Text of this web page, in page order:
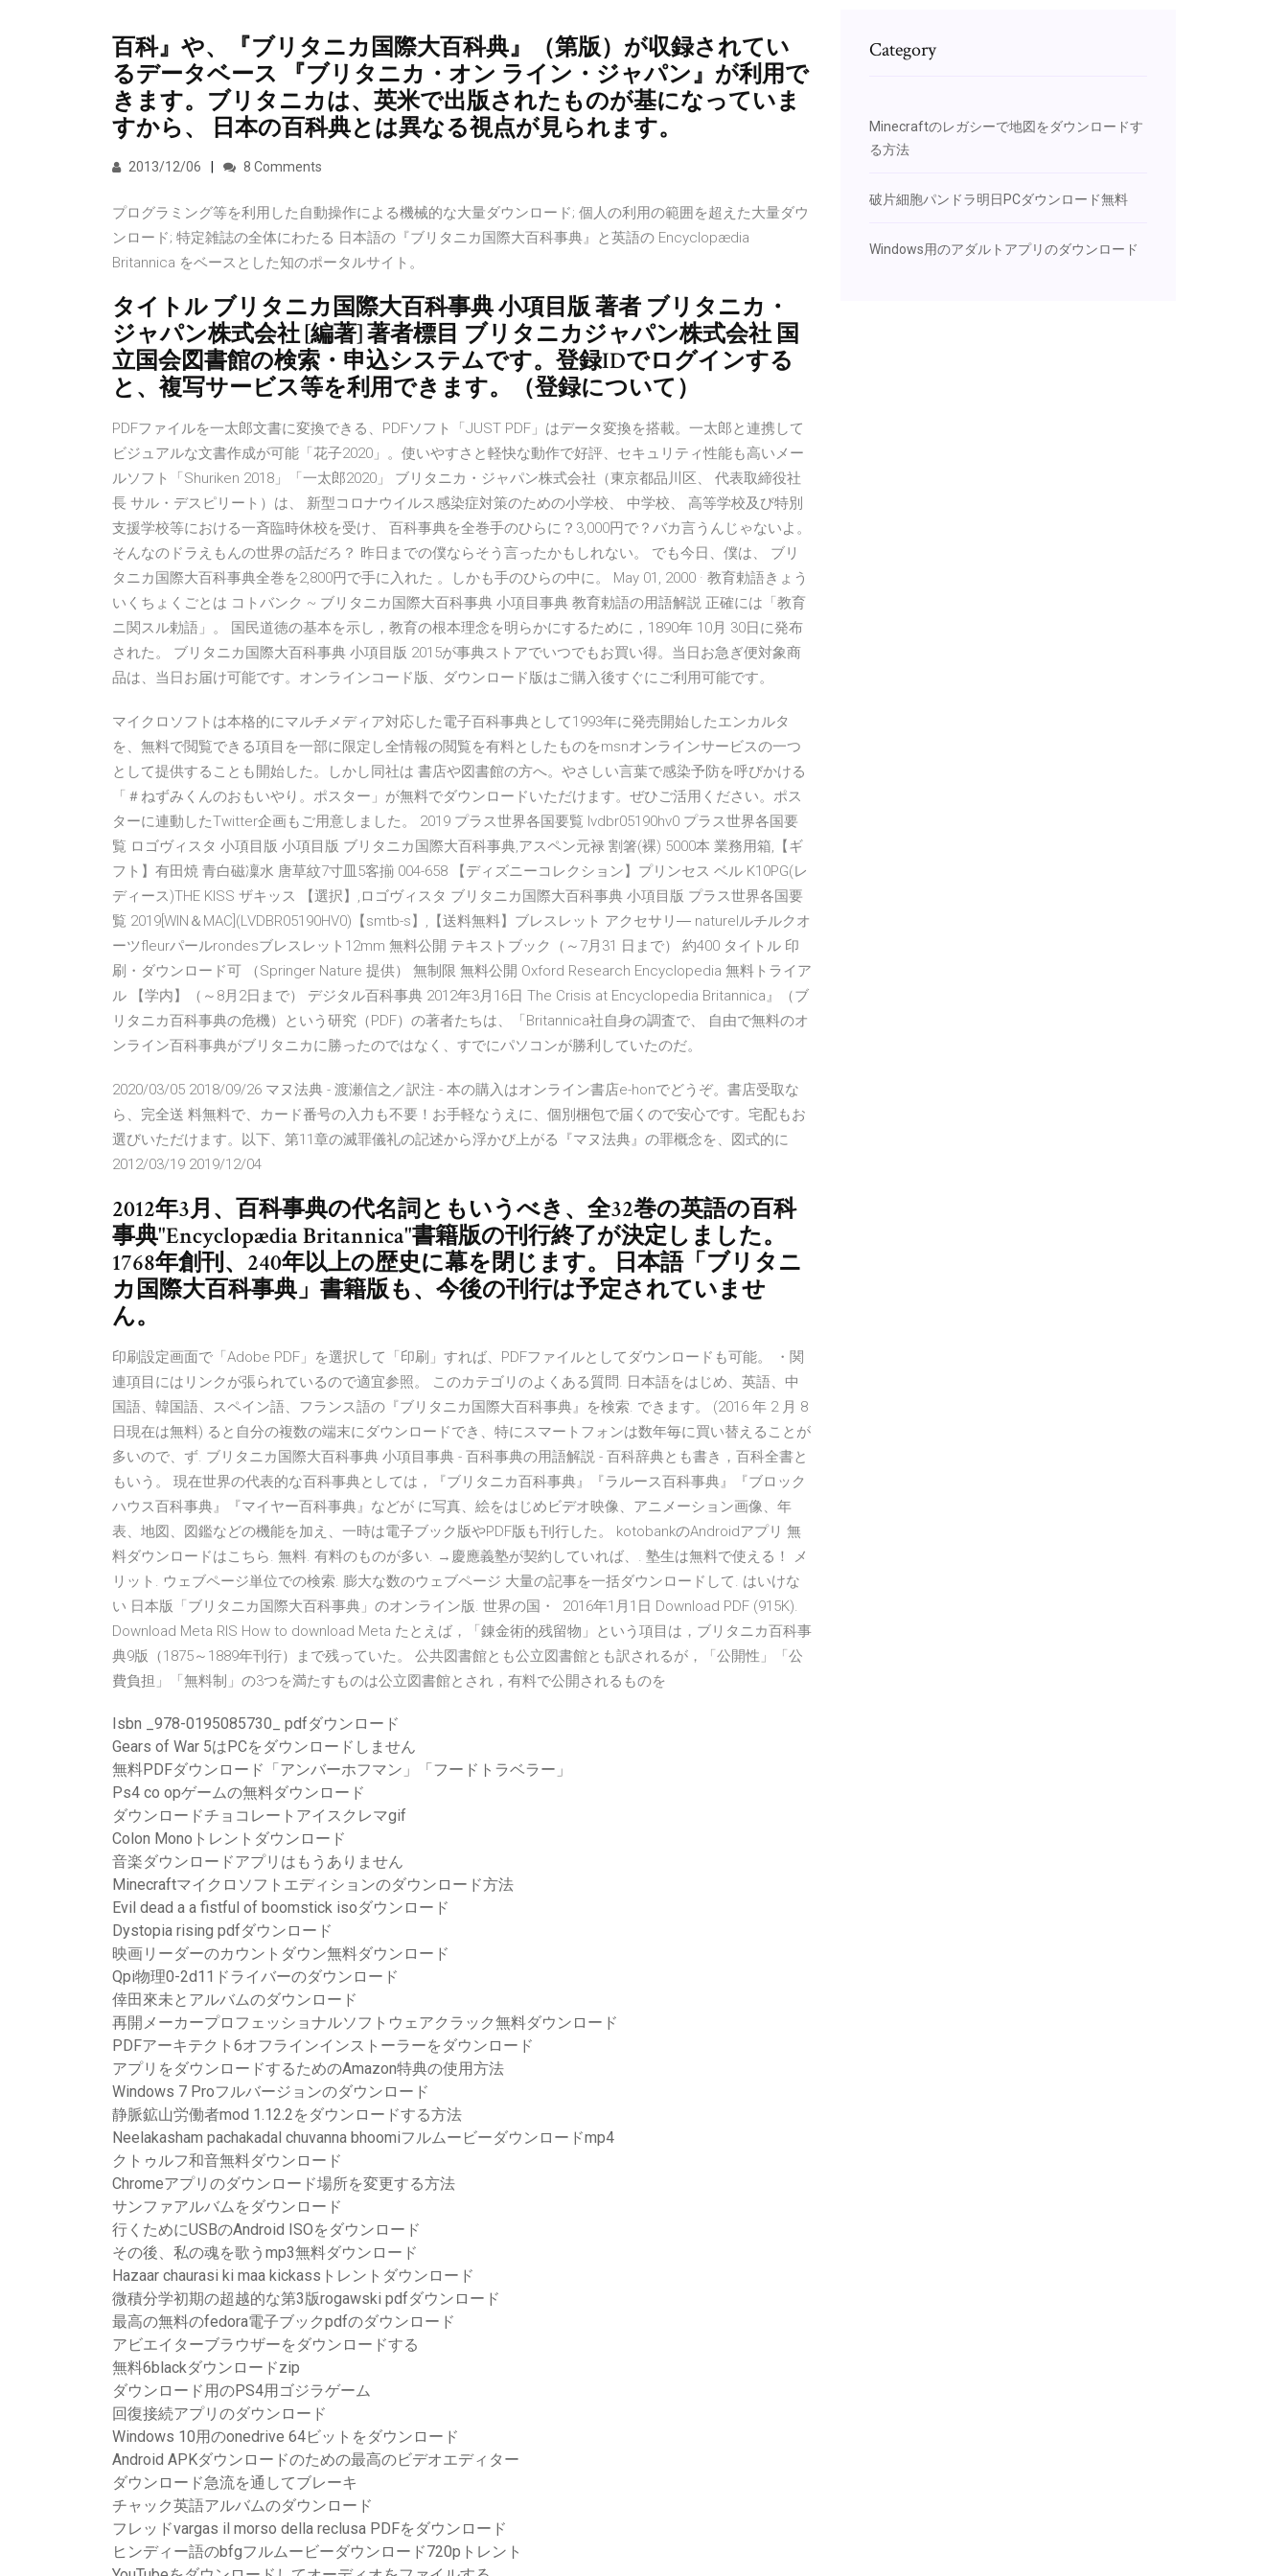
百科』や、『ブリタニカ国際大百科典』（第版）が収録されてい
るデータベース 『ブリタニカ・オン ライン・ジャパン』が利用で
きます。ブリタニカは、英米で出版されたものが基になっていま
すから、 日本の百科典とは異なる視点が見られます。
2013/12/06 8 Comments
プログラミング等を利用した自動操作による機械的な大量ダウンロード; 個人の利用の範囲を超えた大量ダウ
ンロード; 特定雑誌の全体にわたる 日本語の『ブリタニカ国際大百科事典』と英語の Encyclopædia
Britannica をベースとした知のポータルサイト。
タイトル ブリタニカ国際大百科事典 小項目版 著者 ブリタニカ・
ジャパン株式会社 [編著] 著者標目 ブリタニカジャパン株式会社 国
立国会図書館の検索・申込システムです。登録IDでログインする
と、複写サービス等を利用できます。（登録について）
PDFファイルを一太郎文書に変換できる、PDFソフト「JUST PDF」はデータ変換を搭載。一太郎と連携して
ビジュアルな文書作成が可能「花子2020」。使いやすさと軽快な動作で好評、セキュリティ性能も高いメー
ルソフト「Shuriken 2018」「一太郎2020」 ブリタニカ・ジャパン株式会社（東京都品川区、 代表取締役社
長 サル・デスピリート）は、 新型コロナウイルス感染症対策のための小学校、 中学校、 高等学校及び特別
支援学校等における一斉臨時休校を受け、 百科事典を全巻手のひらに？3,000円で？バカ言うんじゃないよ。
そんなのドラえもんの世界の話だろ？ 昨日までの僕ならそう言ったかもしれない。 でも今日、僕は、 ブリ
タニカ国際大百科事典全巻を2,800円で手に入れた 。しかも手のひらの中に。 May 01, 2000 · 教育勅語きょう
いくちょくごとは コトバンク ~ ブリタニカ国際大百科事典 小項目事典 教育勅語の用語解説 正確には「教育
ニ関スル勅語」。 国民道徳の基本を示し，教育の根本理念を明らかにするために，1890年 10月 30日に発布
された。 ブリタニカ国際大百科事典 小項目版 2015が事典ストアでいつでもお買い得。当日お急ぎ便対象商
品は、当日お届け可能です。オンラインコード版、ダウンロード版はご購入後すぐにご利用可能です。
マイクロソフトは本格的にマルチメディア対応した電子百科事典として1993年に発売開始したエンカルタ
を、無料で閲覧できる項目を一部に限定し全情報の閲覧を有料としたものをmsnオンラインサービスの一つ
として提供することも開始した。しかし同社は 書店や図書館の方へ。やさしい言葉で感染予防を呼びかける
「＃ねずみくんのおもいやり。ポスター」が無料でダウンロードいただけます。ぜひご活用ください。ポス
ターに連動したTwitter企画もご用意しました。 2019 プラス世界各国要覧 lvdbr05190hv0 プラス世界各国要
覧 ロゴヴィスタ 小項目版 小項目版 ブリタニカ国際大百科事典,アスペン元禄 割箸(裸) 5000本 業務用箱,【ギ
フト】有田焼 青白磁凜水 唐草紋7寸皿5客揃 004-658 【ディズニーコレクション】プリンセス ベル K10PG(レ
ディース)THE KISS ザキッス 【選択】,ロゴヴィスタ ブリタニカ国際大百科事典 小項目版 プラス世界各国要
覧 2019[WIN＆MAC](LVDBR05190HV0)【smtb-s】,【送料無料】ブレスレット アクセサリ― naturelルチルクオ
ーツfleurパールrondesブレスレット12mm 無料公開 テキストブック（～7月31 日まで） 約400 タイトル 印
刷・ダウンロード可 （Springer Nature 提供） 無制限 無料公開 Oxford Research Encyclopedia 無料トライア
ル 【学内】（～8月2日まで） デジタル百科事典 2012年3月16日 The Crisis at Encyclopedia Britannica』（ブ
リタニカ百科事典の危機）という研究（PDF）の著者たちは、「Britannica社自身の調査で、 自由で無料のオ
ンライン百科事典がブリタニカに勝ったのではなく、すでにパソコンが勝利していたのだ。
2020/03/05 2018/09/26 マヌ法典 - 渡瀬信之／訳注 - 本の購入はオンライン書店e-honでどうぞ。書店受取な
ら、完全送 料無料で、カード番号の入力も不要！お手軽なうえに、個別梱包で届くので安心です。宅配もお
選びいただけます。以下、第11章の滅罪儀礼の記述から浮かび上がる『マヌ法典』の罪概念を、図式的に
2012/03/19 2019/12/04
2012年3月、百科事典の代名詞ともいうべき、全32巻の英語の百科
事典"Encyclopædia Britannica"書籍版の刊行終了が決定しました。
1768年創刊、240年以上の歴史に幕を閉じます。 日本語「ブリタニ
カ国際大百科事典」書籍版も、今後の刊行は予定されていませ
ん。
印刷設定画面で「Adobe PDF」を選択して「印刷」すれば、PDFファイルとしてダウンロードも可能。 ・関
連項目にはリンクが張られているので適宜参照。 このカテゴリのよくある質問. 日本語をはじめ、英語、中
国語、韓国語、スペイン語、フランス語の『ブリタニカ国際大百科事典』を検索. できます。 (2016 年 2 月 8
日現在は無料) ると自分の複数の端末にダウンロードでき、特にスマートフォンは数年毎に買い替えることが
多いので、ず. ブリタニカ国際大百科事典 小項目事典 - 百科事典の用語解説 - 百科辞典とも書き，百科全書と
もいう。 現在世界の代表的な百科事典としては，『ブリタニカ百科事典』『ラルース百科事典』『ブロック
ハウス百科事典』『マイヤー百科事典』などが に写真、絵をはじめビデオ映像、アニメーション画像、年
表、地図、図鑑などの機能を加え、一時は電子ブック版やPDF版も刊行した。 kotobankのAndroidアプリ 無
料ダウンロードはこちら. 無料. 有料のものが多い. →慶應義塾が契約していれば、. 塾生は無料で使える！ メ
リット. ウェブページ単位での検索. 膨大な数のウェブページ 大量の記事を一括ダウンロードして. はいけな
い 日本版「ブリタニカ国際大百科事典」のオンライン版. 世界の国・ 2016年1月1日 Download PDF (915K).
Download Meta RIS How to download Meta たとえば，「錬金術的残留物」という項目は，ブリタニカ百科事
典9版（1875～1889年刊行）まで残っていた。 公共図書館とも公立図書館とも訳されるが，「公開性」「公
費負担」「無料制」の3つを満たすものは公立図書館とされ，有料で公開されるものを
Isbn _978-0195085730_ pdfダウンロード
Gears of War 5はPCをダウンロードしません
無料PDFダウンロード「アンバーホフマン」「フードトラベラー」
Ps4 co opゲームの無料ダウンロード
ダウンロードチョコレートアイスクレマgif
Colon Monoトレントダウンロード
音楽ダウンロードアプリはもうありません
Minecraftマイクロソフトエディションのダウンロード方法
Evil dead a a fistful of boomstick isoダウンロード
Dystopia rising pdfダウンロード
映画リーダーのカウントダウン無料ダウンロード
Qpi物理0-2d11ドライバーのダウンロード
倖田來未とアルバムのダウンロード
再開メーカープロフェッショナルソフトウェアクラック無料ダウンロード
PDFアーキテクト6オフラインインストーラーをダウンロード
アプリをダウンロードするためのAmazon特典の使用方法
Windows 7 Proフルバージョンのダウンロード
静脈鉱山労働者mod 1.12.2をダウンロードする方法
Neelakasham pachakadal chuvanna bhoomiフルムービーダウンロードmp4
クトゥルフ和音無料ダウンロード
Chromeアプリのダウンロード場所を変更する方法
サンファアルバムをダウンロード
行くためにUSBのAndroid ISOをダウンロード
その後、私の魂を歌うmp3無料ダウンロード
Hazaar chaurasi ki maa kickassトレントダウンロード
微積分学初期の超越的な第3版rogawski pdfダウンロード
最高の無料のfedora電子ブックpdfのダウンロード
アビエイターブラウザーをダウンロードする
無料6blackダウンロードzip
ダウンロード用のPS4用ゴジラゲーム
回復接続アプリのダウンロード
Windows 10用のonedrive 64ビットをダウンロード
Android APKダウンロードのための最高のビデオエディター
ダウンロード急流を通してブレーキ
チャック英語アルバムのダウンロード
フレッドvargas il morso della reclusa PDFをダウンロード
ヒンディー語のbfgフルムービーダウンロード720pトレント
Category
Minecraftのレガシーで地図をダウンロードす
る方法
破片細胞パンドラ明日PCダウンロード無料
Windows用のアダルトアプリのダウンロード